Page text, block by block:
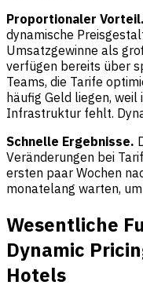
Proportionaler Vorteil.
dynamische
Umsatzgewinne als
verfügen bereits über
Teams, die Tarife
häufig Geld liegen,
Infrastruktur fehlt.
Schnelle Ergebnisse.
Veränderungen bei
ersten paar Wochen
monatelang warten,
Wesentliche
Dynamic
Hotels